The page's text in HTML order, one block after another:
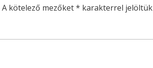
A kötelező mezőket* karakterrel jelöltük